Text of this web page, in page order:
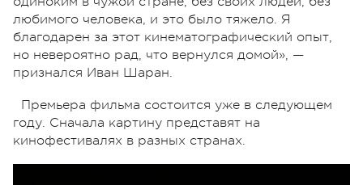
любимого человека, и это было тяжело. Я
благодарен за этот кинематографический опыт,
но невероятно рад, что вернулся домой», —
признался Иван Шаран.
Премьера фильма состоится уже в следующем
году. Сначала картину представят на
кинофестивалях в разных странах.